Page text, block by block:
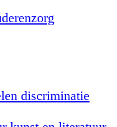
discriminatie